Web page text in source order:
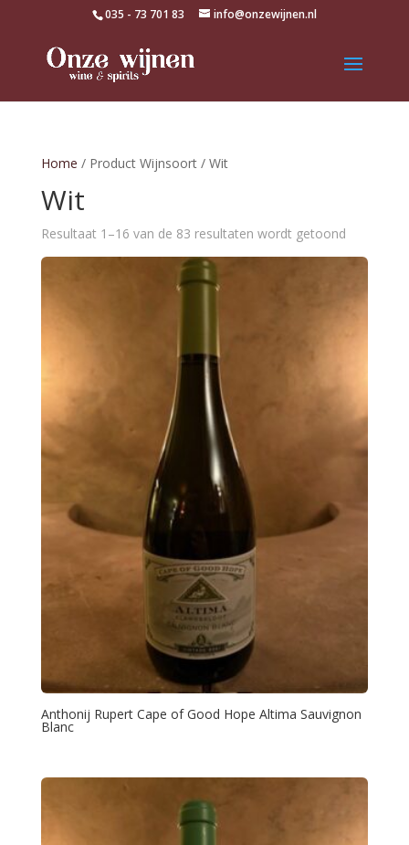
035 - 73 701 83 info@onzewijnen.nl
Home / Product Wijnsoort / Wit
Wit
Resultaat 1–16 van de 83 resultaten wordt getoond
Anthonij Rupert Cape of Good Hope Altima Sauvignon
Blanc